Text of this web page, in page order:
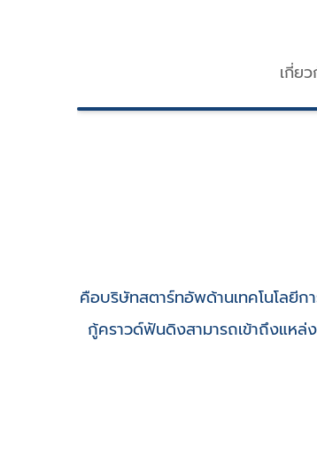
เกี่ย
คือบริษัทสตาร์ทอัพด้านเทคโนโลยีก
กู้คราวด์ฟันดิงสามารถเข้าถึงแหล่